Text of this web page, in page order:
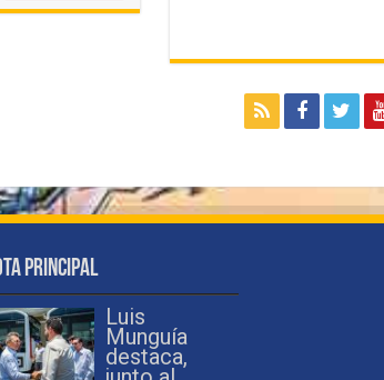
Principal
Luis
Munguía
destaca,